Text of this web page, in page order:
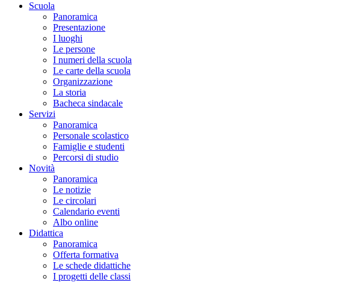
Scuola
Panoramica
Presentazione
I luoghi
Le persone
I numeri della scuola
Le carte della scuola
Organizzazione
La storia
Bacheca sindacale
Servizi
Panoramica
Personale scolastico
Famiglie e studenti
Percorsi di studio
Novità
Panoramica
Le notizie
Le circolari
Calendario eventi
Albo online
Didattica
Panoramica
Offerta formativa
Le schede didattiche
I progetti delle classi